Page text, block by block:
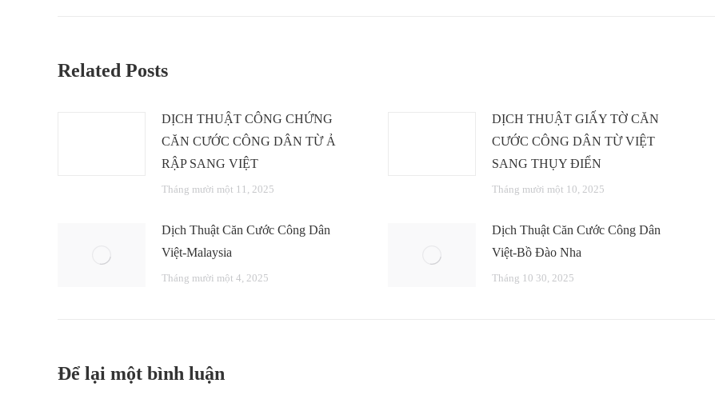
Related Posts
DỊCH THUẬT CÔNG CHỨNG
CĂN CƯỚC CÔNG DÂN TỪ Ả
RẬP SANG VIỆT
Tháng mười một 11, 2025
DỊCH THUẬT GIẤY TỜ CĂN
CƯỚC CÔNG DÂN TỪ VIỆT
SANG THỤY ĐIỂN
Tháng mười một 10, 2025
Dịch Thuật Căn Cước Công Dân
Việt-Malaysia
Tháng mười một 4, 2025
Dịch Thuật Căn Cước Công Dân
Việt-Bồ Đào Nha
Tháng 10 30, 2025
Để lại một bình luận